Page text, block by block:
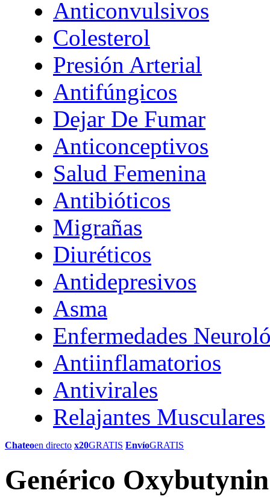
Anticonvulsivos
Colesterol
Presión Arterial
Antifúngicos
Dejar De Fumar
Anticonceptivos
Salud Femenina
Antibióticos
Migrañas
Diuréticos
Antidepresivos
Asma
Enfermedades
Antiinflamatorios
Antivirales
Relajantes Musculares
Chateoen directo x20GRATIS EnvíoGRATIS
Genérico